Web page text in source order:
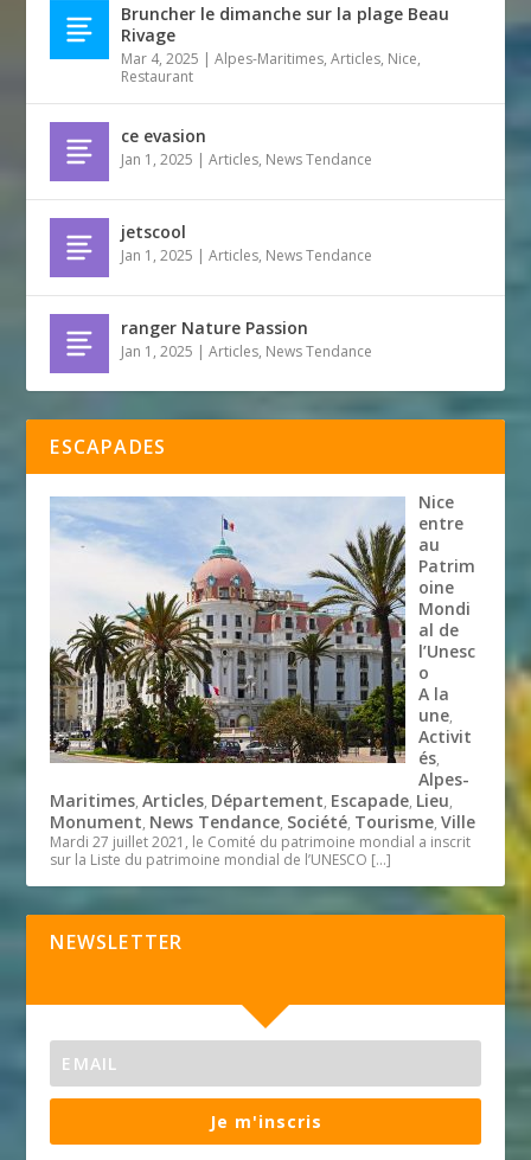
Bruncher le dimanche sur la plage Beau
Rivage
Mar 4, 2025 |Alpes-Maritimes,Articles, Nice,
Restaurant
ce evasion
Jan 1, 2025 |Articles, News Tendance
jetscool
Jan 1, 2025 |Articles, News Tendance
ranger Nature Passion
Jan 1, 2025 |Articles, News Tendance
ESCAPADES
Nice
entre
au
Patrim
oine
Mondi
al de
l’Unesc
o
A la
une,
Activit
és,
Alpes-
Maritimes,Articles, Département, Escapade, Lieu,
Monument, News Tendance, Société, Tourisme,Ville
Mardi 27 juillet 2021, le Comité du patrimoine mondial a inscrit
sur la Liste du patrimoine mondial de l’UNESCO […]
NEWSLETTER
Je m'inscris